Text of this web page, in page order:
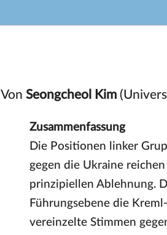
VonSeongcheol Kim
Zusammenfassung
Die Positionen linker
gegen die Ukraine
prinzipiellen Ablehnung.
Führungsebene die
vereinzelte Stimmen